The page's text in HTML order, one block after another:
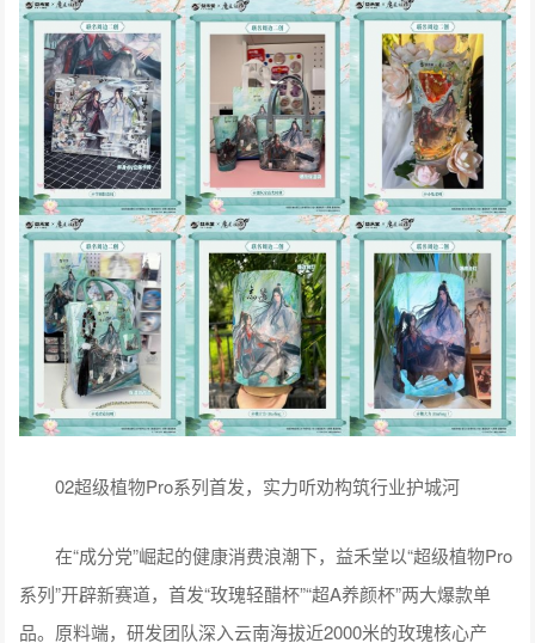
02超级植物Pro系列首发，实力听劝构筑行业护城河
在“成分党”崛起的健康消费浪潮下，益禾堂以“超级植物Pro
系列”开辟新赛道，首发“玫瑰轻醋杯”“超A养颜杯”两大爆款单
品。原料端，研发团队深入云南海拔近2000米的玫瑰核心产